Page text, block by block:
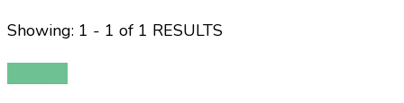
Showing: 1 - 1 of 1 RESULTS